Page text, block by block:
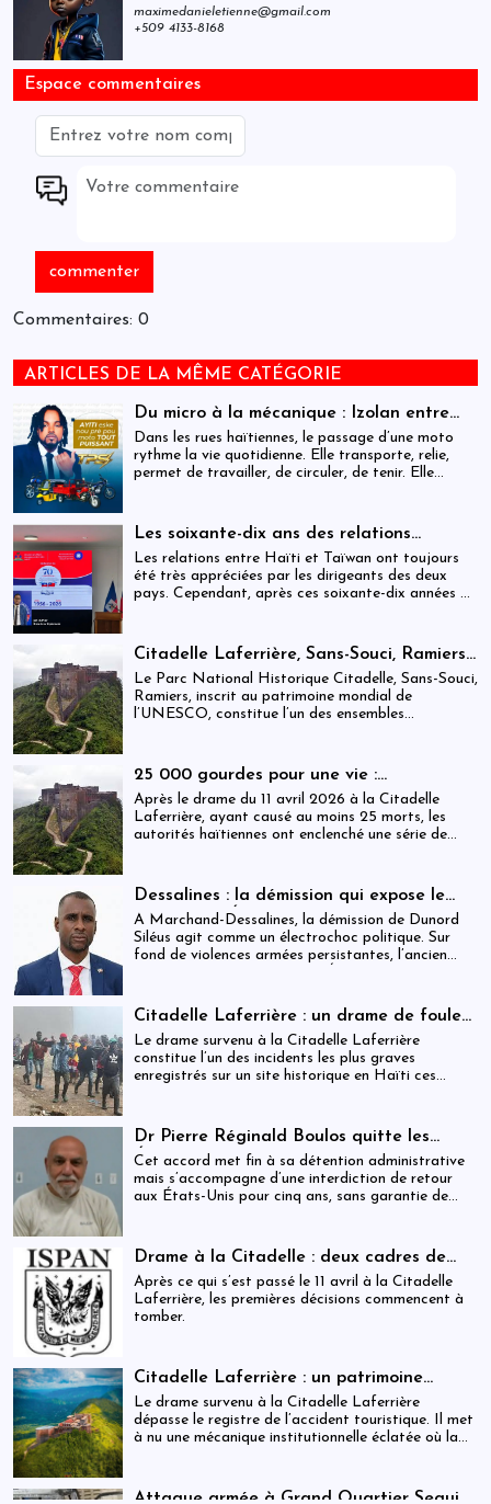
maximedanieletienne@gmail.com
+509 4133-8168
Espace commentaires
Commentaires: 0
ARTICLES DE LA MÊME CATÉGORIE
Du micro à la mécanique : Izolan entre
dans l’univers des motocyclettes en Haïti
Dans les rues haïtiennes, le passage d’une moto
rythme la vie quotidienne. Elle transporte, relie,
permet de travailler, de circuler, de tenir. Elle
personnes.
Les soixante-dix ans des relations
haïtiano-taïwanaises : entre dépendance
et ambiguïtés stratégiques
Les relations entre Haïti et Taïwan ont toujours
été très appréciées par les dirigeants des deux
pays. Cependant, après ces soixante-dix années de
objectifs de développement durable sur lesquels
Haïti devrait se fixer.
Citadelle Laferrière, Sans-Souci, Ramiers :
gouvernance absente d’un patrimoine
mondial sous pression structurelle
Le Parc National Historique Citadelle, Sans-Souci,
Ramiers, inscrit au patrimoine mondial de
l’UNESCO, constitue l’un des ensembles
déploie une réalité institutionnelle fragilisée par
l’absence prolongée de gouvernance effective.
25 000 gourdes pour une vie :
arrestations, révocations et démission
après le drame de la Citadelle
Après le drame du 11 avril 2026 à la Citadelle
Laferrière, ayant causé au moins 25 morts, les
autorités haïtiennes ont enclenché une série de
USD) par victime est maintenue, ravivant les
critiques sur la gestion des catastrophes publiques.
Dessalines : la démission qui expose le
silence de l’État
À Marchand-Dessalines, la démission de Dunord
Siléus agit comme un électrochoc politique. Sur
fond de violences armées persistantes, l’ancien
désormais les capacités locales.
Citadelle Laferrière : un drame de foule
ayant fait plus de 25 morts, enquête en
cours et zones d’ombre persistantes
Le drame survenu à la Citadelle Laferrière
constitue l’un des incidents les plus graves
enregistrés sur un site historique en Haïti ces
Dr Pierre Réginald Boulos quitte les
États-Unis pour la Colombie après un
accord migratoire
Cet accord met fin à sa détention administrative
mais s’accompagne d’une interdiction de retour
aux États-Unis pour cinq ans, sans garantie de
Drame à la Citadelle : deux cadres de
l’ISPAN et du MCC remerciés
Après ce qui s’est passé le 11 avril à la Citadelle
Laferrière, les premières décisions commencent à
tomber.
Citadelle Laferrière : un patrimoine
national livré à la fragmentation des
responsabilités
Le drame survenu à la Citadelle Laferrière
dépasse le registre de l’accident touristique. Il met
à nu une mécanique institutionnelle éclatée où la
opérationnelle. Entre la Police touristique, l’ISPAN
Attaque armée à Grand Quartier Seguin :